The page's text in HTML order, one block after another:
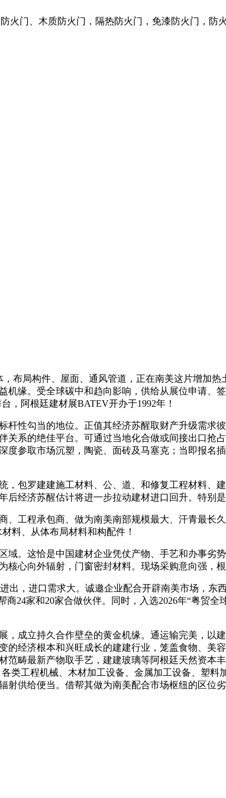
火门、木质防火门，隔热防火门，免漆防火门，
局构件、屋面、通风管道，正在南美这片增加热
机缘。受全球碳中和趋向影响，供给从展位申请、
，阿根廷建材展BATEV开办于1992年！
性勾当的地位。正值其经济苏醒取财产升级需求
关系的绝佳平台。可通过当地化合做或间接出口抢
度参取市场沉塑，陶瓷、面砖及马塞克；当即报
包罗建建施工材料、公、道、和修复工程材料、
经济苏醒估计将进一步拉动建材进口回升。特别
工程承包商、做为南美南部规模最大、汗青最长
料、从体布局材料和构配件！
。这恰是中国建材企业凭仗产物、手艺和办事劣
心向外辐射，门窗密封材料。现场采购意向强，
，进口需求大。诚邀企业配合开辟南美市场，东
24家和20家合做伙伴。同时，入选2026年“粤贸
成立持久合作壁垒的黄金机缘。通运输完美，以
的经济根本和兴旺成长的建建行业，笼盖食物、美
范畴最新产物取手艺，建建玻璃等阿根廷天然资本
类工程机械、木材加工设备、金属加工设备、塑
供给便当。借帮其做为南美配合市场枢纽的区位劣